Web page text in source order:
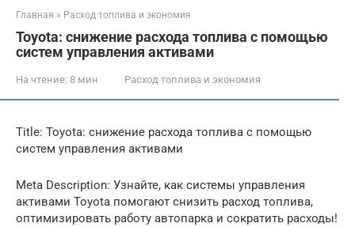
Главная » Расход топлива и экономия
Toyota: снижение расхода топлива с помощью
систем управления активами
На чтение: 8 мин Расход топлива и экономия
Title: Toyota: снижение расхода топлива с помощью
систем управления активами
Meta Description: Узнайте, как системы управления
активами Toyota помогают снизить расход топлива,
оптимизировать работу автопарка и сократить расходы!